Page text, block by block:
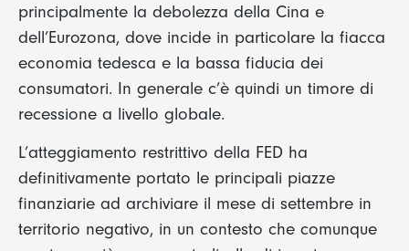
principalmente la debolezza della Cina e
dell’Eurozona, dove incide in particolare la fiacca
economia tedesca e la bassa fiducia dei
consumatori. In generale c’è quindi un timore di
recessione a livello globale.
L’atteggiamento restrittivo della FED ha
definitivamente portato le principali piazze
finanziarie ad archiviare il mese di settembre in
territorio negativo, in un contesto che comunque